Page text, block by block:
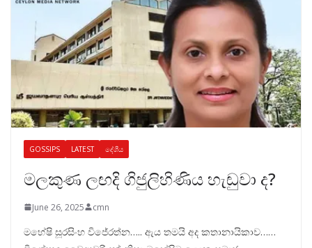
GOSSIPS LATEST දේශීය
මලකුණ ලඟදි ගිජුලිහිණිය හැඬුවා ද?
June 26, 2025 cmn
මහේෂි සූරසිංහ විජේරත්න….. ඇය තමයි අද කතානායිකාව……